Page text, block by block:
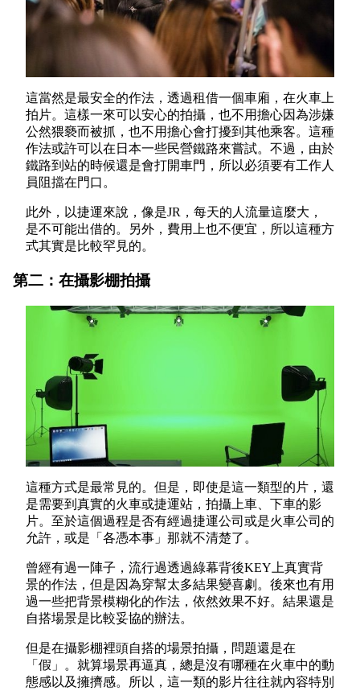
這當然是最安全的作法，透過租借一個車廂，在火車上
拍片。這樣一來可以安心的拍攝，也不用擔心因為涉嫌
公然猥褻而被抓，也不用擔心會打擾到其他乘客。這種
作法或許可以在日本一些民營鐵路來嘗試。不過，由於
鐵路到站的時候還是會打開車門，所以必須要有工作人
員阻擋在門口。
此外，以捷運來說，像是JR，每天的人流量這麼大，
是不可能出借的。另外，費用上也不便宜，所以這種方
式其實是比較罕見的。
第二：在攝影棚拍攝
這種方式是最常見的。但是，即使是這一類型的片，還
是需要到真實的火車或捷運站，拍攝上車、下車的影
片。至於這個過程是否有經過捷運公司或是火車公司的
允許，或是「各憑本事」那就不清楚了。
曾經有過一陣子，流行過透過綠幕背後KEY上真實背
景的作法，但是因為穿幫太多結果變喜劇。後來也有用
過一些把背景模糊化的作法，依然效果不好。結果還是
自搭場景是比較妥協的辦法。
但是在攝影棚裡頭自搭的場景拍攝，問題還是在
「假」。就算場景再逼真，總是沒有哪種在火車中的動
態感以及擁擠感。所以，這一類的影片往往就內容特別